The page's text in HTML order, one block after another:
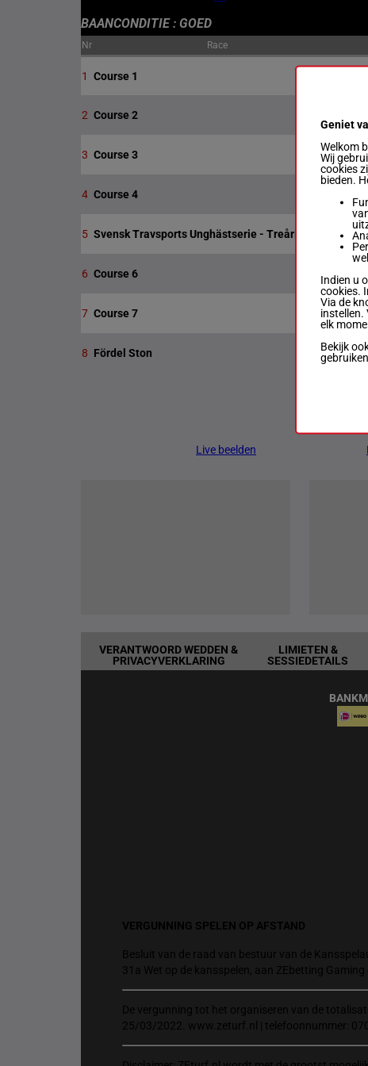
BAANCONDITIE : GOED
Nr Race
1 Course 1
2 Course 2
3 Course 3
4 Course 4
5 Svensk Travsports Unghästserie - Treåringslopp
6 Course 6
7 Course 7
8 Fördel Ston
Live beelden
VERANTWOORD WEDDEN &
PRIVACYVERKLARING
LIMIETEN &
SESSIEDETAILS
VERGUNNING SPELEN OP AFSTAND
Besluit van de raad van bestuur van de
31a Wet op de kansspelen, aan ZEbetting
De vergunning tot het organiseren van de
25/03/2022. www.zeturf.nl | telefoonnummer:
Geniet
Welkom
Wij
cookies
bieden.
Indien u
cookies.
Via de
instellen.
elk
Bekijk